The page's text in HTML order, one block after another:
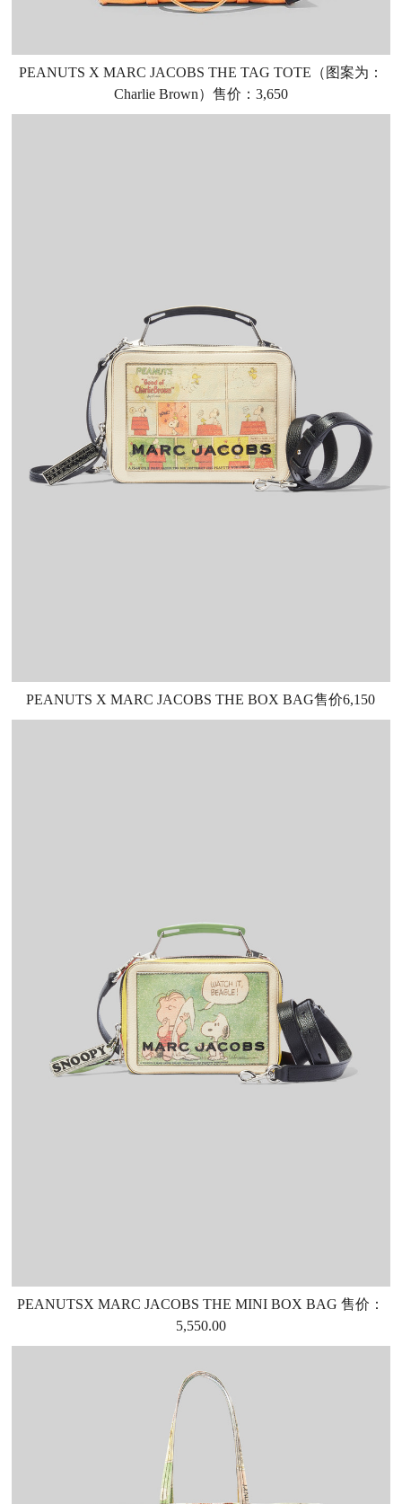
PEANUTS X MARC JACOBS THE TAG TOTE（图案为：
Charlie Brown）售价：3,650
PEANUTS X MARC JACOBS THE BOX BAG售价6,150
PEANUTSX MARC JACOBS THE MINI BOX BAG 售价：
5,550.00